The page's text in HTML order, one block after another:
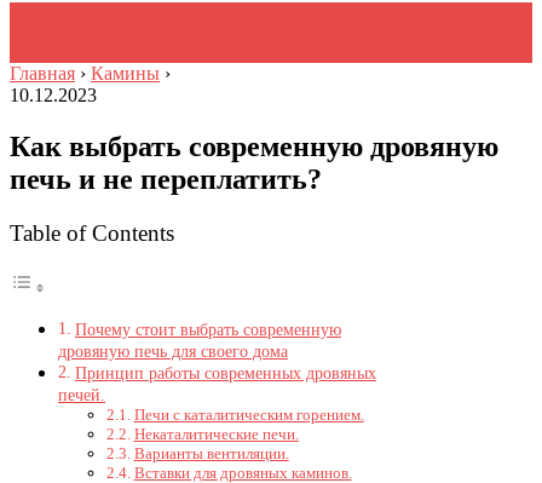
Главная › Камины ›
10.12.2023
Как выбрать современную дровяную
печь и не переплатить?
Table of Contents
Почему стоит выбрать современную
дровяную печь для своего дома
Принцип работы современных дровяных
печей.
Печи с каталитическим горением.
Некаталитические печи.
Варианты вентиляции.
Вставки для дровяных каминов.